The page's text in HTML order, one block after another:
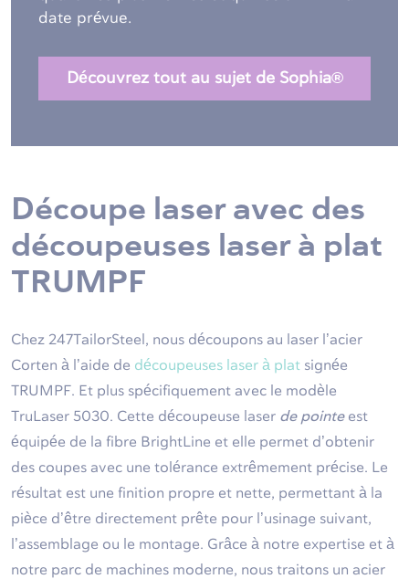
date prévue.
Découvrez tout au sujet de Sophia®
Découpe laser avec des
découpeuses laser à plat
TRUMPF
Chez 247TailorSteel, nous découpons au laser l’acier
Corten à l’aide de découpeuses laser à plat signée
TRUMPF. Et plus spécifiquement avec le modèle
TruLaser 5030. Cette découpeuse laser de pointeest
équipée de la fibre BrightLine et elle permet d’obtenir
des coupes avec une tolérance extrêmement précise. Le
résultat est une finition propre et nette, permettant à la
pièce d’être directement prête pour l’usinage suivant,
l’assemblage ou le montage. Grâce à notre expertise et à
notre parc de machines moderne, nous traitons un acier